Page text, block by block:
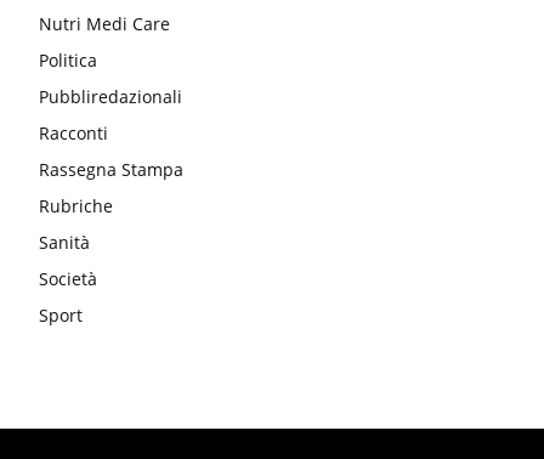
Nutri Medi Care
Politica
Pubbliredazionali
Racconti
Rassegna Stampa
Rubriche
Sanità
Società
Sport